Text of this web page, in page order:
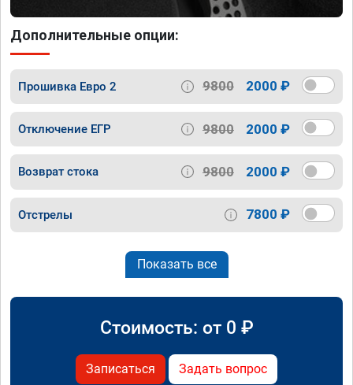
Дополнительные опции:
Прошивка Евро 2 9800 2000 ₽
Отключение ЕГР 9800 2000 ₽
Возврат стока 9800 2000 ₽
Отстрелы 7800 ₽
Показать все
Стоимость: от 0 ₽
Записаться Задать вопрос